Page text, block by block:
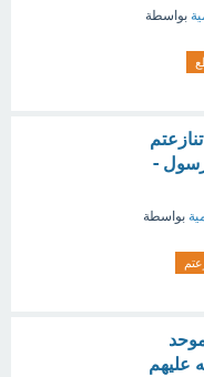
بواسطة
-
بواسطة
عليهم